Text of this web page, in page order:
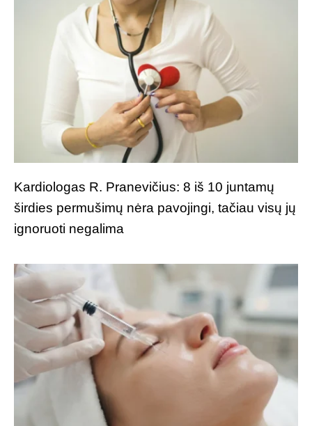
Kardiologas R. Pranevičius: 8 iš 10 juntamų
širdies permušimų nėra pavojingi, tačiau visų jų
ignoruoti negalima